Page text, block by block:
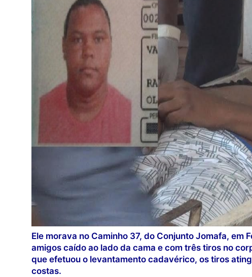
Ele morava no Caminho 37, do Conjunto Jomafa, em
amigos caído ao lado da cama e com três tiros no
que efetuou o levantamento cadavérico, os tiros
costas.